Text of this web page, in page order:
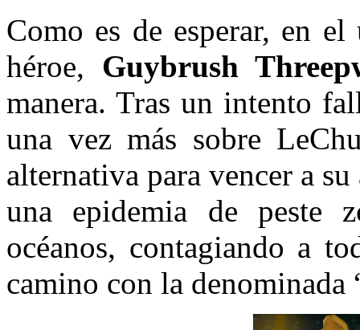
Como es de esperar, en
héroe, Guybrush
manera. Tras un intento
una vez más sobre
alternativa para vencer a
una epidemia de peste
océanos, contagiando a
camino con la denominada